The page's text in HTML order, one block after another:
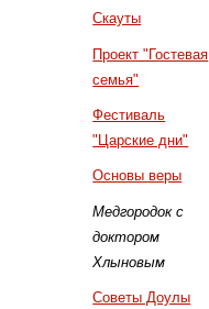
Скауты
Проект "Гостевая
семья"
Фестиваль
"Царские дни"
Основы веры
Медгородок с
доктором
Хлыновым
Советы Доулы